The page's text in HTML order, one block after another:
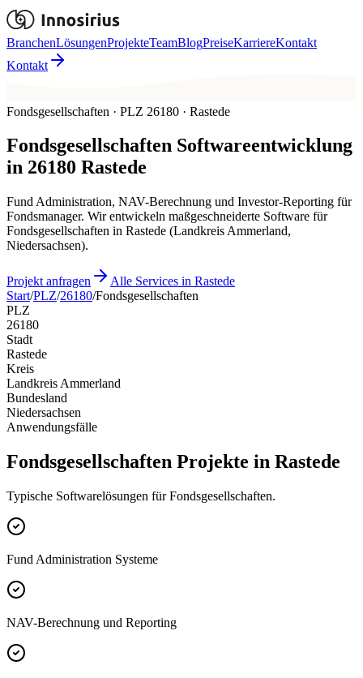
BranchenLösungenProjekteTeamBlogPreiseKarriereKontakt
Kontakt
Fondsgesellschaften · PLZ 26180 · Rastede
Fondsgesellschaften Softwareentwicklung
in 26180 Rastede
Fund Administration, NAV-Berechnung und Investor-Reporting für
Fondsmanager. Wir entwickeln maßgeschneiderte Software für
Fondsgesellschaften in Rastede (Landkreis Ammerland,
Niedersachsen).
Projekt anfragen
Alle Services in Rastede
Start/PLZ/26180/Fondsgesellschaften
PLZ
26180
Stadt
Rastede
Kreis
Landkreis Ammerland
Bundesland
Niedersachsen
Anwendungsfälle
Fondsgesellschaften Projekte in Rastede
Typische Softwarelösungen für Fondsgesellschaften.
Fund Administration Systeme
NAV-Berechnung und Reporting